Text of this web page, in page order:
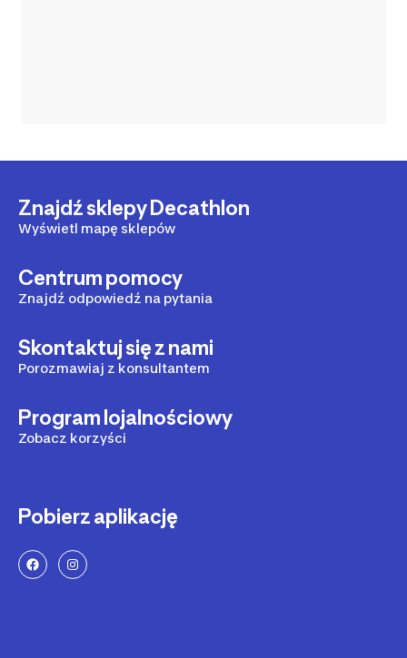
Znajdź sklepy Decathlon
Wyświetl mapę sklepów
Centrum pomocy
Znajdź odpowiedź na pytania
Skontaktuj się z nami
Porozmawiaj z konsultantem
Program lojalnościowy
Zobacz korzyści
Pobierz aplikację